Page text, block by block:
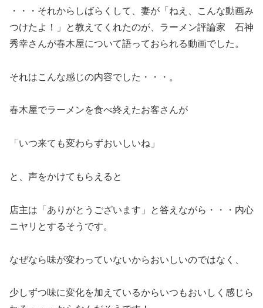
・・・それからしばらくして、妻が「ねえ、こんな動画み
つけたよ！」と教えてくれたのが、ラーメン評論家 石神
秀幸さんが春木屋について語っておられる動画でした。
それはこんな感じの内容でした・・・。
春木屋でラーメンを食べ終えたお客さんが
「いつ来ても変わらずおいしいね」
と、声をかけてもらえると
店主は「ありがとうございます」と答えながら・・・内心
ニヤリとするそうです。
なぜなら味が変わっていないからおいしいのではなく、
少しずつ味に変化を加えているからいつもおいしく感じら